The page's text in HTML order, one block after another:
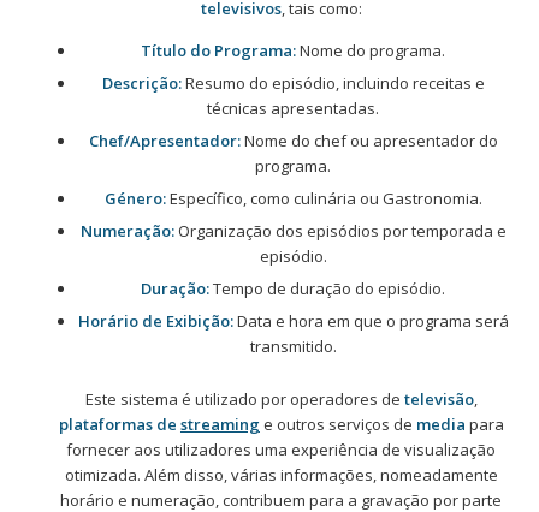
televisivos, tais como:
Título do Programa:Nome do programa.
Descrição:Resumo do episódio, incluindo receitas e
técnicas apresentadas.
Chef/Apresentador:Nome do chef ou apresentador do
programa.
Género:Específico, como culinária ou Gastronomia.
Numeração:Organização dos episódios por temporada e
episódio.
Duração:Tempo de duração do episódio.
Horário de Exibição:Data e hora em que o programa será
transmitido.
Este sistema é utilizado por operadores de televisão,
plataformas de streaming e outros serviços de media para
fornecer aos utilizadores uma experiência de visualização
otimizada. Além disso, várias informações, nomeadamente
horário e numeração, contribuem para a gravação por parte